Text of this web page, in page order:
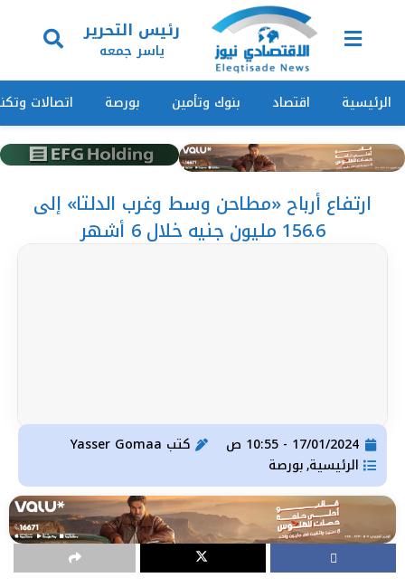
رئيس التحرير
ياسر جمعه
الرئيسية اقتصاد بنوك وتأمين بورصة اتصالات
ارتفاع أرباح «مطاحن وسط وغرب الدلتا» إلى
156.6 مليون جنيه خلال 6 أشهر
17/01/2024 - 10:55 ص كتب
الرئيسية, بورصة